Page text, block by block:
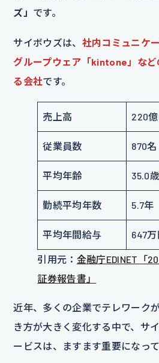
ズ」 です。
サイボウズは、 社内コミュニケ
グループウェア「kintone」など
る会社です。
売上高 220
従業員数 870名
平均年齢 35.0歳
勤続平均年数 5.7年
平均年間給与 647万
引用元： 金融庁EDINET「
証券報告書」
近年、多くの企業でテレワーク
き方が大きく変化する中で、サ
ービスは、ますます重要になって